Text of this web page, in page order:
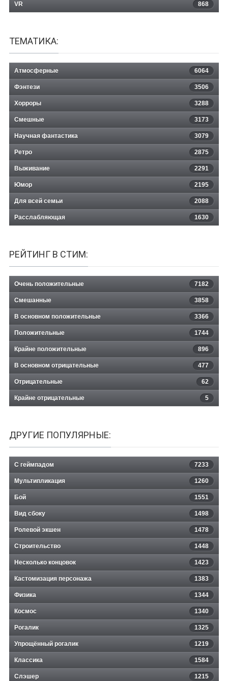
VR 868
ТЕМАТИКА:
Атмосферные 6064
Фэнтези 3506
Хорроры 3288
Смешные 3173
Научная фантастика 3079
Ретро 2875
Выживание 2291
Юмор 2195
Для всей семьи 2088
Расслабляющая 1630
РЕЙТИНГ В СТИМ:
Очень положительные 7182
Смешанные 3858
В основном положительные 3366
Положительные 1744
Крайне положительные 896
В основном отрицательные 477
Отрицательные 62
Крайне отрицательные 5
ДРУГИЕ ПОПУЛЯРНЫЕ:
С геймпадом 7233
Мультипликация 1260
Бой 1551
Вид сбоку 1498
Ролевой экшен 1478
Строительство 1448
Несколько концовок 1423
Кастомизация персонажа 1383
Физика 1344
Космос 1340
Рогалик 1325
Упрощённый рогалик 1219
Классика 1584
Слэшер 1215